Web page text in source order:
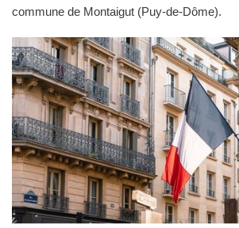
commune de Montaigut (Puy-de-Dôme).